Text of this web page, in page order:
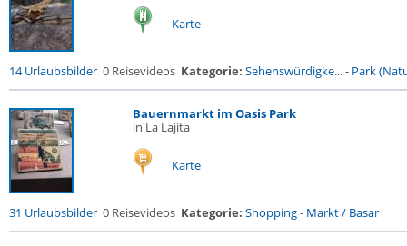
Karte
14 Urlaubsbilder 0 Reisevideos Kategorie: Sehenswürdigke...- Park
Bauernmarkt im Oasis Park
in La Lajita
Karte
31 Urlaubsbilder 0 Reisevideos Kategorie: Shopping- Markt / Basar